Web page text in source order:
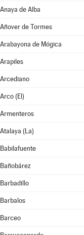
Anaya de Alba
Añover de Tormes
Arabayona de Mógica
Arapiles
Arcediano
Arco (El)
Armenteros
Atalaya (La)
Babilafuente
Bañobárez
Barbadillo
Barbalos
Barceo